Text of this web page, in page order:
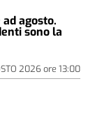
agosto.
sono la
2026ore 13:00